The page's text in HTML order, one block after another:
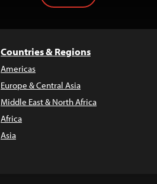
Countries & Regions
Americas
Europe & Central Asia
Middle East & North Africa
Africa
Asia